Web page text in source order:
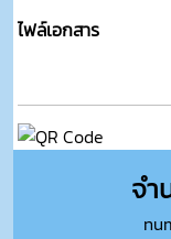
ไฟล์เอกสาร
จำ